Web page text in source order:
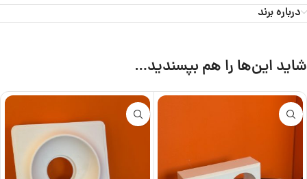
درباره برند
شاید این‌ها را هم بپسندید…